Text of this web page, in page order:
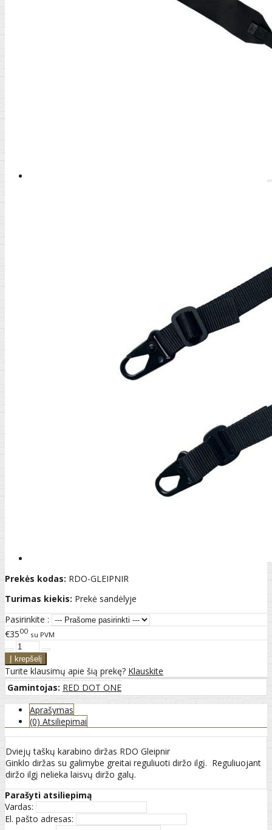
Prekės kodas: RDO-GLEIPNIR
Turimas kiekis: Prekė sandėlyje
Pasirinkite :
€3500 su PVM
Turite klausimų apie šią prekę? Klauskite
Gamintojas: RED DOT ONE
Aprašymas
(0) Atsiliepimai
Dviejų taškų karabino diržas RDO Gleipnir
Ginklo diržas su galimybe greitai reguliuoti diržo ilgį. Reguliuojant
diržo ilgį nelieka laisvų diržo galų.
Parašyti atsiliepimą
Vardas:
El. pašto adresas: